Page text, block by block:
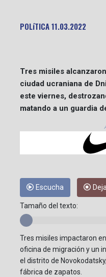
POLíTICA11.03.2022
Tres misiles
ciudad ucraniana de
este viernes,
matando a un guardia
Escucha
Tamaño del texto:
Tres misiles impactaron
oficina de migración y un
el distrito de
fábrica de zapatos.